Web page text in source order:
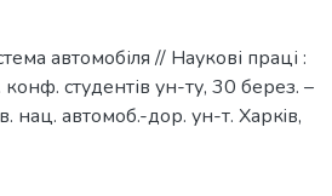
автомобіля // Наукові праці :
студентів ун-ту, 30 берез. –
нац. автомоб.-дор. ун-т. Харкiв,